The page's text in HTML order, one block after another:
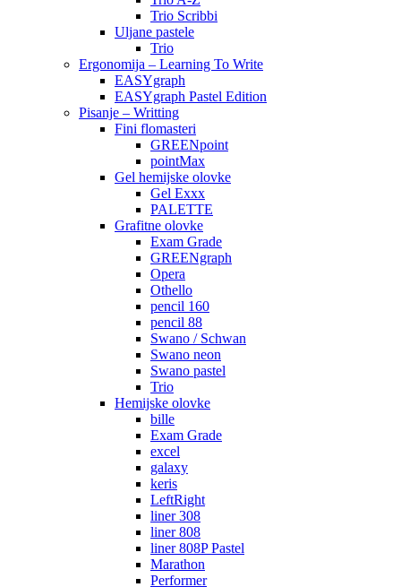
Trio Scribbi
Uljane pastele
Trio
Ergonomija – Learning To Write
EASYgraph
EASYgraph Pastel Edition
Pisanje – Writting
Fini flomasteri
GREENpoint
pointMax
Gel hemijske olovke
Gel Exxx
PALETTE
Grafitne olovke
Exam Grade
GREENgraph
Opera
Othello
pencil 160
pencil 88
Swano / Schwan
Swano neon
Swano pastel
Trio
Hemijske olovke
bille
Exam Grade
excel
galaxy
keris
LeftRight
liner 308
liner 808
liner 808P Pastel
Marathon
Performer